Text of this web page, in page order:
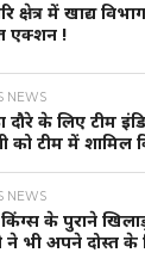
क्षेत्र में खाद्य
एक्शन !
NEWS
दौरे के लिए टीम
को टीम में शामिल
NEWS
के पुराने
ने भी अपने दोस्त के